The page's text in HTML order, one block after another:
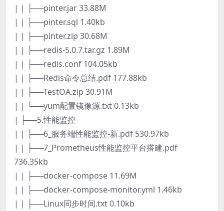
| | ├──pinter.jar 33.88M
| | ├──pinter.sql 1.40kb
| | ├──pinter.zip 30.68M
| | ├──redis-5.0.7.tar.gz 1.89M
| | ├──redis.conf 104.05kb
| | ├──Redis命令总结.pdf 177.88kb
| | ├──TestOA.zip 30.91M
| | └──yum配置镜像源.txt 0.13kb
| ├──5.性能监控
| | ├──6_服务端性能监控-新.pdf 530.97kb
| | ├──7_Prometheus性能监控平台搭建.pdf
736.35kb
| | ├──docker-compose 11.69M
| | ├──docker-compose-monitor.yml 1.46kb
| | ├──Linux同步时间.txt 0.10kb